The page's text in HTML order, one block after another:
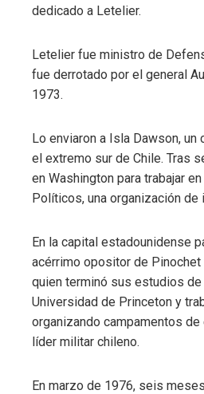
dedicado a Letelier.
Letelier fue ministro de
fue derrotado por el general
1973.
Lo enviaron a Isla Dawson, un
el extremo sur de Chile. Tras
en Washington para trabajar
Políticos, una organización de
En la capital estadounidense
acérrimo opositor de
quien terminó sus estudios
Universidad de Princeton y
organizando campamentos
líder militar chileno.
En marzo de 1976, seis